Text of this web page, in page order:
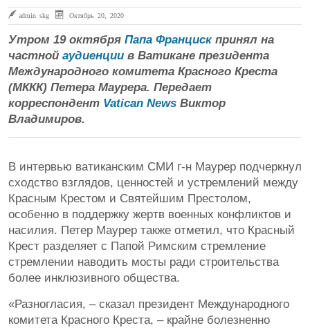
admin skg Октябрь 20, 2020
Утром 19 октября Папа Франциск принял на
частной аудиенции в Ватикане президента
Международного комитета Красного Креста
(МККК) Петера Маурера. Передает
корреспондент Vatican News Виктор
Владимиров.
В интервью ватиканским СМИ г-н Маурер подчеркнул
сходство взглядов, ценностей и устремлений между
Красным Крестом и Святейшим Престолом,
особенно в поддержку жертв военных конфликтов и
насилия. Петер Маурер также отметил, что Красный
Крест разделяет с Папой Римским стремление
стремлении наводить мосты ради строительства
более инклюзивного общества.
«Разногласия, – сказал президент Международного
комитета Красного Креста, – крайне болезненно